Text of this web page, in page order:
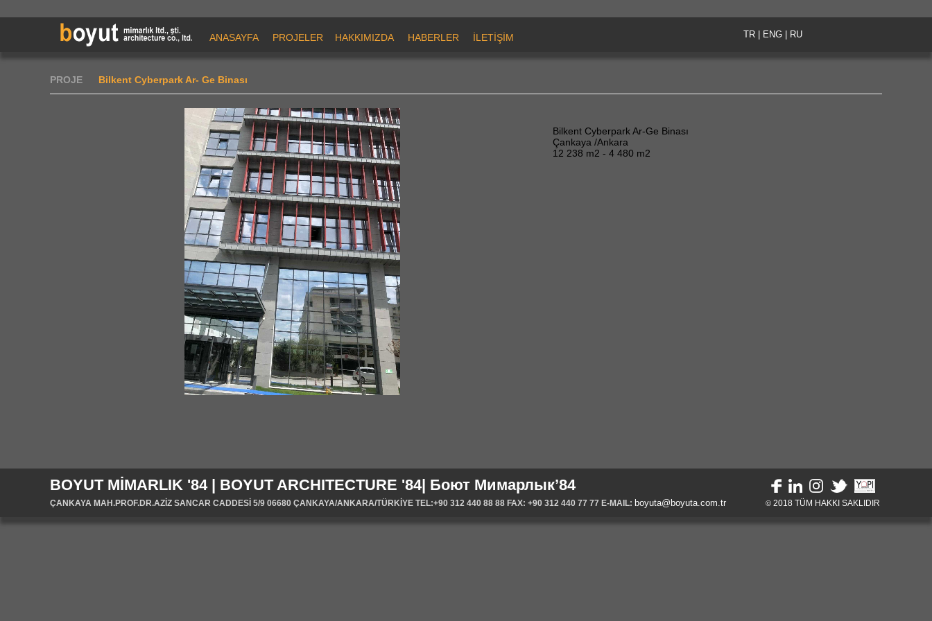
ANASAYFA PROJELER HAKKIMIZDA HABERLER İLETİŞİM TR ENG RU
PROJE Bilkent Cyberpark Ar- Ge Binası
Bilkent Cyberpark Ar-Ge Binası
Çankaya /Ankara
12 238 m2 - 4 480 m2
BOYUT MİMARLIK '84 | BOYUT ARCHITECTURE '84| Боют Мимарлык’84
ÇANKAYA MAH.PROF.DR.AZİZ SANCAR CADDESİ 5/9 06680 ÇANKAYA/ANKARA/TÜRKİYE TEL:+90 312 440 88 88 FAX: +90 312 440 77 77 E-MAIL: boyuta@boyuta.com.tr © 2018 TÜM HAKKI SAKLIDIR